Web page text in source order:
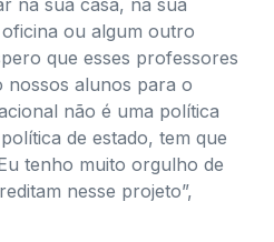
ou algum outro
que esses professores
alunos para o
não é uma política
de estado, tem que
tenho muito orgulho de
nesse projeto”,